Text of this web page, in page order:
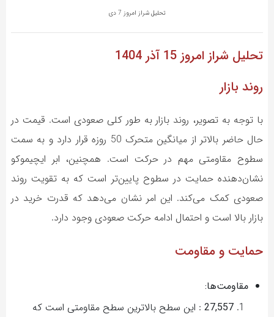
تحلیل شراز امروز 7 دی
تحلیل شراز امروز 15 آذر 1404
روند بازار
با توجه به تصویر، روند بازار به طور کلی صعودی است. قیمت در
حال حاضر بالاتر از میانگین متحرک 50 روزه قرار دارد و به سمت
سطوح مقاومتی مهم در حرکت است. همچنین، ابر ایچیموکو
نشان‌دهنده حمایت در سطوح پایین‌تر است که به تقویت روند
صعودی کمک می‌کند. این امر نشان می‌دهد که قدرت خرید در
بازار بالا است و احتمال ادامه حرکت صعودی وجود دارد.
حمایت و مقاومت
مقاومت‌ها:
27,557 : این سطح بالاترین سطح مقاومتی است که